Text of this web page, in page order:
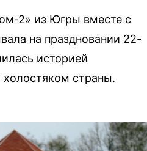
2» из Югры вместе с
на праздновании 22-
историей
холостяком страны.